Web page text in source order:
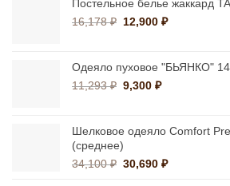
Постельное белье жаккард
16,178₽ Первоначальная
16,178 ₽.
12,900₽Текущая
Одеяло пуховое "БЬЯНКО"
11,293₽ Первоначальная
11,293 ₽.
9,300₽Текущая
Шелковое одеяло Comfort
(среднее)
34,100₽ Первоначальная
30,690₽Текущая